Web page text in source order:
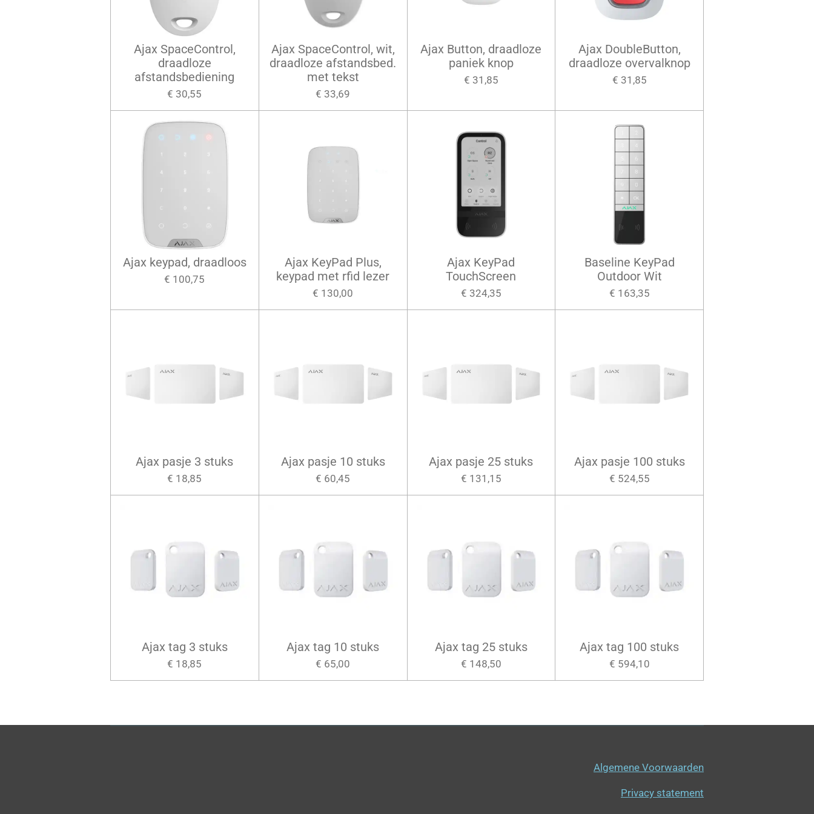
Ajax SpaceControl,
draadloze
afstandsbediening
€ 30,55
Ajax SpaceControl, wit,
draadloze afstandsbed.
met tekst
€ 33,69
Ajax Button, draadloze
paniek knop
€ 31,85
Ajax DoubleButton,
draadloze overvalknop
€ 31,85
Ajax keypad, draadloos
€ 100,75
Ajax KeyPad Plus,
keypad met rfid lezer
€ 130,00
Ajax KeyPad
TouchScreen
€ 324,35
Baseline KeyPad
Outdoor Wit
€ 163,35
Ajax pasje 3 stuks
€ 18,85
Ajax pasje 10 stuks
€ 60,45
Ajax pasje 25 stuks
€ 131,15
Ajax pasje 100 stuks
€ 524,55
Ajax tag 3 stuks
€ 18,85
Ajax tag 10 stuks
€ 65,00
Ajax tag 25 stuks
€ 148,50
Ajax tag 100 stuks
€ 594,10
Algemene Voorwaarden
Privacy statement